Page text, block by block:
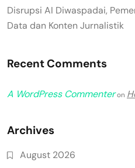
Disrupsi AI Diwaspadai,
Data dan Konten Jurnalistik
Recent Comments
A WordPress Commenteron
Archives
August 2026